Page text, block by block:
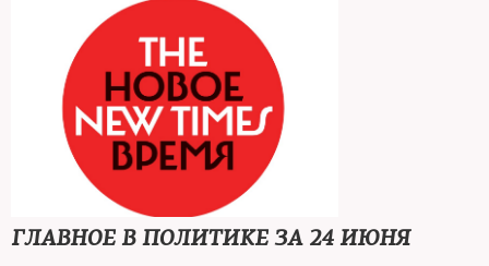
запрет на импорт золота из РФ
Комитет Думы одобрил поправки, которые позволят оформлять
как контрактников призывников ранее трех месяцев срочной
службы
В Екатеринбурге начали травить кофейню, выступившую против
ГЛАВНОЕ В ПОЛИТИКЕ ЗА 24 ИЮНЯ